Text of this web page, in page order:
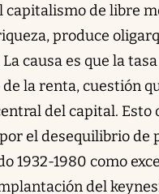
capitalismo de libre
produce
causa es que la
la renta, cuestión
del capital. Esto
el desequilibrio
1932-1980 como
del